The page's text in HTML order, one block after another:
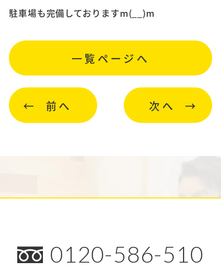
駐車場も完備しておりますm(__)m
前へ
一覧ページへ
次へ
0120-586-510